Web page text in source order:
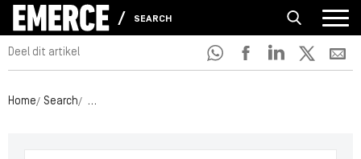
SEARCH
Deel dit artikel
Home Search Europees Parlement vervangt Google door Franse